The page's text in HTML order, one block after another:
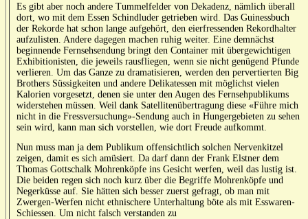
Es gibt aber noch andere Tummelfelder von Dekadenz, nämlich überall
dort, wo mit dem Essen Schindluder getrieben wird. Das Guinessbuch
der Rekorde hat schon lange aufgehört, den eierfressenden Rekordhalter
aufzulisten. Andere dagegen machen ruhig weiter. Eine demnächst
beginnende Fernsehsendung bringt den Container mit übergewichtigen
Exhibitionisten, die jeweils rausfliegen, wenn sie nicht genügend Pfunde
verlieren. Um das Ganze zu dramatisieren, werden den pervertierten Big
Brothers Süssigkeiten und andere Delikatessen mit möglichst vielen
Kalorien vorgesetzt, denen sie unter den Augen des Fernsehpublikums
widerstehen müssen. Weil dank Satellitenübertragung diese «Führe mich
nicht in die Fressversuchung»-Sendung auch in Hungergebieten zu sehen
sein wird, kann man sich vorstellen, wie dort Freude aufkommt.
Nun muss man ja dem Publikum offensichtlich solchen Nervenkitzel
zeigen, damit es sich amüsiert. Da darf dann der Frank Elstner dem
Thomas Gottschalk Mohrenköpfe ins Gesicht werfen, weil das lustig ist.
Die beiden regen sich noch kurz über die Begriffe Mohrenköpfe und
Negerküsse auf. Sie hätten sich besser zuerst gefragt, ob man mit
Zwergen-Werfen nicht ethnischere Unterhaltung böte als mit Esswaren-
Schiessen. Um nicht falsch verstanden zu